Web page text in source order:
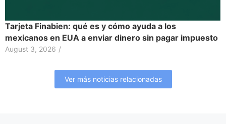
Tarjeta Finabien: qué es y cómo ayuda a los
mexicanos en EUA a enviar dinero sin pagar impuesto
August 3, 2026 /
Ver más noticias relacionadas